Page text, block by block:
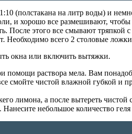
(полстакана на литр воды) и
и хорошо все размешивают,
После этого все смывают тряпкой
всего 2 столовые
окна или включить вытяжки.
помощи раствора мела. Вам
смойте чистой влажной губкой
лимона, а после вытереть чистой
небольшое количество